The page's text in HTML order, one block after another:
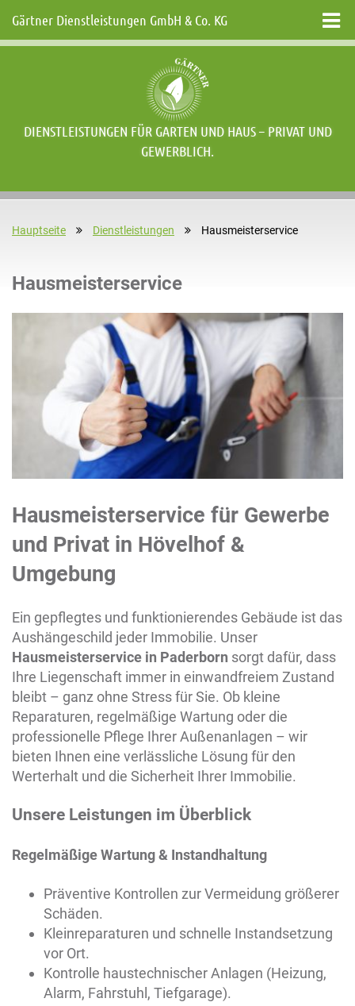
Gärtner Dienstleistungen GmbH & Co. KG
DIENSTLEISTUNGEN FÜR GARTEN UND HAUS – PRIVAT UND
GEWERBLICH.
Hauptseite Dienstleistungen Hausmeisterservice
Hausmeisterservice
Hausmeisterservice für Gewerbe
und Privat in Hövelhof &
Umgebung
Ein gepflegtes und funktionierendes Gebäude ist das
Aushängeschild jeder Immobilie. Unser
Hausmeisterservice in Paderborn sorgt dafür, dass
Ihre Liegenschaft immer in einwandfreiem Zustand
bleibt – ganz ohne Stress für Sie. Ob kleine
Reparaturen, regelmäßige Wartung oder die
professionelle Pflege Ihrer Außenanlagen – wir
bieten Ihnen eine verlässliche Lösung für den
Werterhalt und die Sicherheit Ihrer Immobilie.
Unsere Leistungen im Überblick
Regelmäßige Wartung & Instandhaltung
Präventive Kontrollen zur Vermeidung größerer
Schäden.
Kleinreparaturen und schnelle Instandsetzung
vor Ort.
Kontrolle haustechnischer Anlagen (Heizung,
Alarm, Fahrstuhl, Tiefgarage).